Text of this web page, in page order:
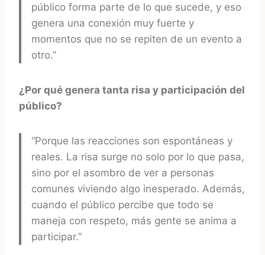
público forma parte de lo que sucede, y eso
genera una conexión muy fuerte y
momentos que no se repiten de un evento a
otro.”
¿Por qué genera tanta risa y participación del
público?
“Porque las reacciones son espontáneas y
reales. La risa surge no solo por lo que pasa,
sino por el asombro de ver a personas
comunes viviendo algo inesperado. Además,
cuando el público percibe que todo se
maneja con respeto, más gente se anima a
participar.”